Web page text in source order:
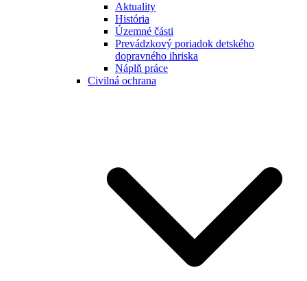
Aktuality
História
Územné části
Prevádzkový poriadok detského
dopravného ihriska
Náplň práce
Civilná ochrana